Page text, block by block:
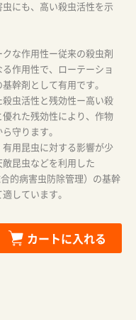
虫にも、高い殺虫活性を示
クな作用性ー従来の殺虫剤
る作用性で、ローテーショ
幹剤として有用です。
殺虫活性と残効性ー高い殺
優れた残効性により、作物
守ります。
有用昆虫に対する影響が少
敵昆虫などを利用した
的病害虫防除管理）の基幹
しています。
カートに入れる